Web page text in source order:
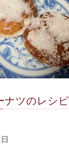
ナツのレシピ